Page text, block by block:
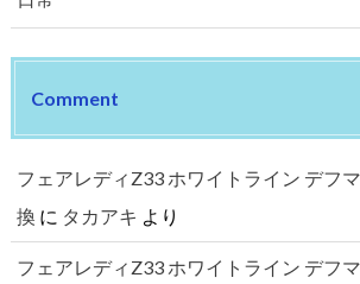
Comment
フェアレディZ33 ホワイトライン デフ
換 に タカアキ より
フェアレディZ33 ホワイトライン デフ